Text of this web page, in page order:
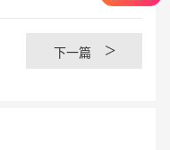
下一篇 >